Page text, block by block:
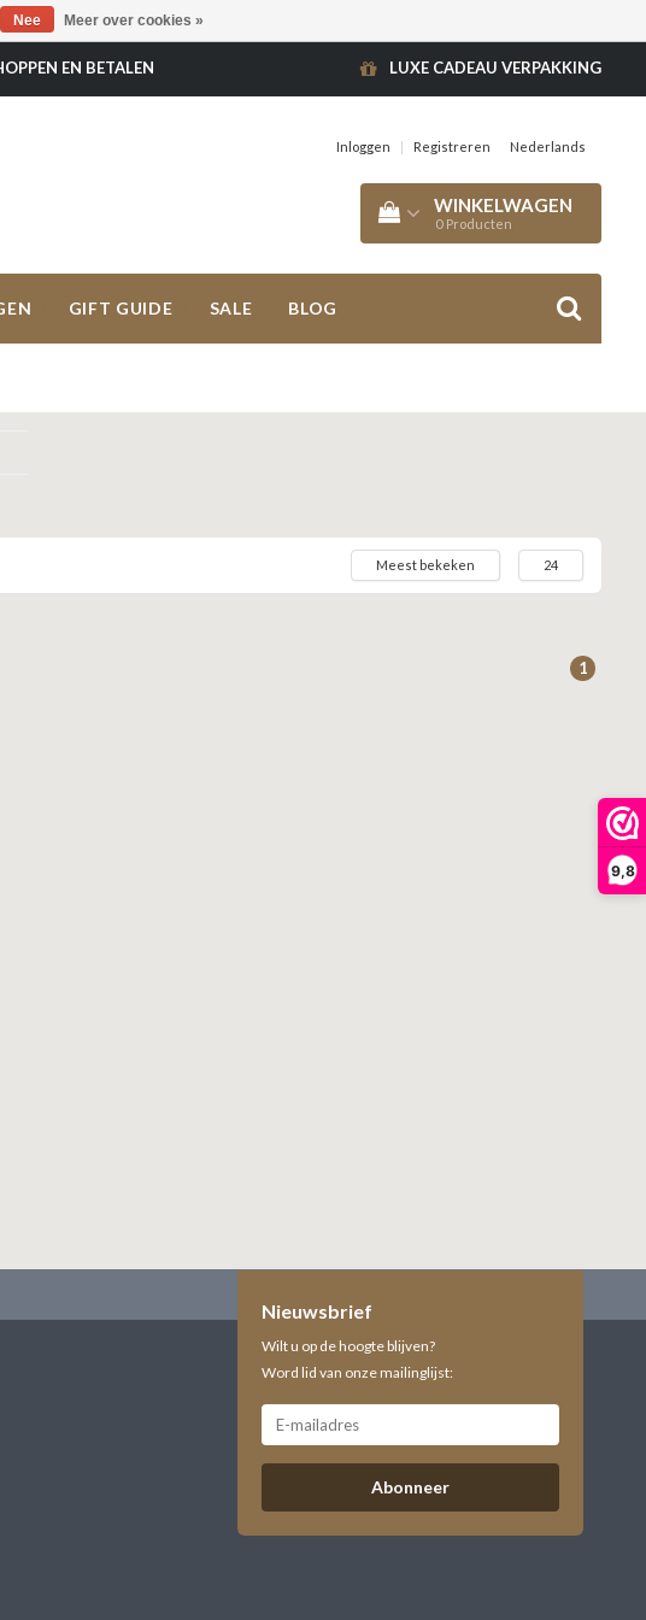
9,8
EN BETALEN LUXE CADEAU VERPAKKING
Inloggen | Registreren Nederlands
WINKELWAGEN
0 Producten
GIFT GUIDE SALE BLOG
Meest bekeken 24
1
Nieuwsbrief
Wilt u op de hoogte blijven?
Word lid van onze mailinglijst:
Abonneer
Nee Meer over cookies »